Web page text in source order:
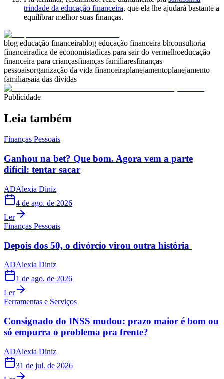
trindade da educação financeira, que ela lhe ajudará bastante a
equilibrar melhor suas finanças.
blog educação financeirablog educação financeira bhconsultoria
financeiradica de economistadicas para sair do vermelhoeducação
financeira para criançasfinanças familiaresfinanças
pessoaisorganização da vida financeiraplanejamentoplanejamento
familiarsaia das dívidas
Publicidade
Leia também
Finanças Pessoais
Ganhou na bet? Que bom. Agora vem a parte
difícil: tentar sacar
ADAlexia Diniz
4 de ago. de 2026
Ler
Finanças Pessoais
Depois dos 50, o divórcio virou outra história
ADAlexia Diniz
1 de ago. de 2026
Ler
Ferramentas e Serviços
Consignado do INSS mudou: prazo maior é bom ou
só empurra o problema pra frente?
ADAlexia Diniz
31 de jul. de 2026